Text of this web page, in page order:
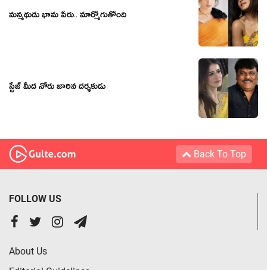
మన్మథుడు భామ పేరు.. మార్మోగుతోంది
స్టేజ్ మీద నోరు జారిన ద‌ర్శ‌కుడు
Back To Top
FOLLOW US
About Us